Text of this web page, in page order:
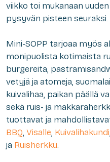
viikko toi mukanaan
pysyvän pisteen seuraksi.
Mini-SOPP tarjoaa myös
monipuolista kotimaista
burgereita,
vetyjä ja atomeja,
kuivalihaa, paikan päällä
sekä ruis- ja
tuottavat ja
BBQ, Visalle, Kuivalihakundi,
ja Ruisherkku.